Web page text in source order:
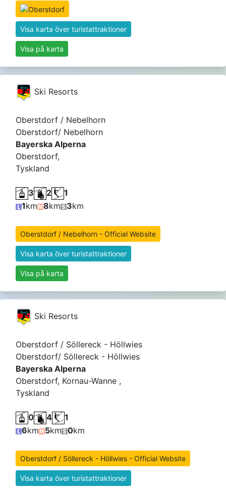
Visa karta över turistattraktioner
Visa på karta
Ski Resorts
Oberstdorf / Nebelhorn
Oberstdorf/ Nebelhorn
Bayerska Alperna
Oberstdorf,
Tyskland
3 2
1
1km 8km 3km
Oberstdorf / Nebelhorn - Official Website
Visa karta över turistattraktioner
Visa på karta
Ski Resorts
Oberstdorf / Söllereck - Höllwies
Oberstdorf/ Söllereck - Höllwies
Bayerska Alperna
Oberstdorf, Kornau-Wanne ,
Tyskland
0 4
1
6km 5km 0km
Oberstdorf / Söllereck - Höllwies - Official Website
Visa karta över turistattraktioner